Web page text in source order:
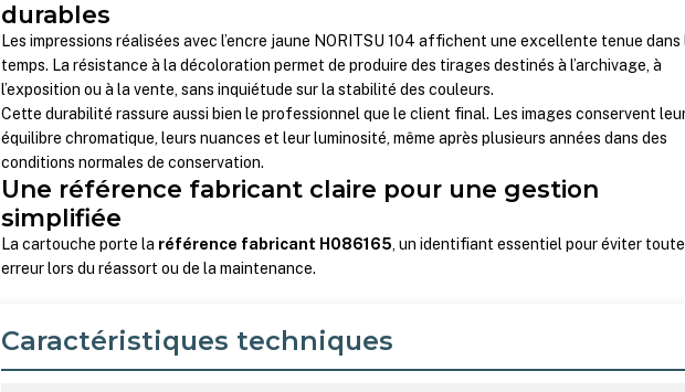
durables
Les impressions réalisées avec l’encre jaune NORITSU 104 affichent une excellente tenue dans
temps. La résistance à la décoloration permet de produire des tirages destinés à l’archivage, à
l’exposition ou à la vente, sans inquiétude sur la stabilité des couleurs.
Cette durabilité rassure aussi bien le professionnel que le client final. Les images conservent
équilibre chromatique, leurs nuances et leur luminosité, même après plusieurs années dans des
conditions normales de conservation.
Une référence fabricant claire pour une gestion
simplifiée
La cartouche porte la référence fabricant H086165, un identifiant essentiel pour éviter toute
erreur lors du réassort ou de la maintenance.
Caractéristiques techniques